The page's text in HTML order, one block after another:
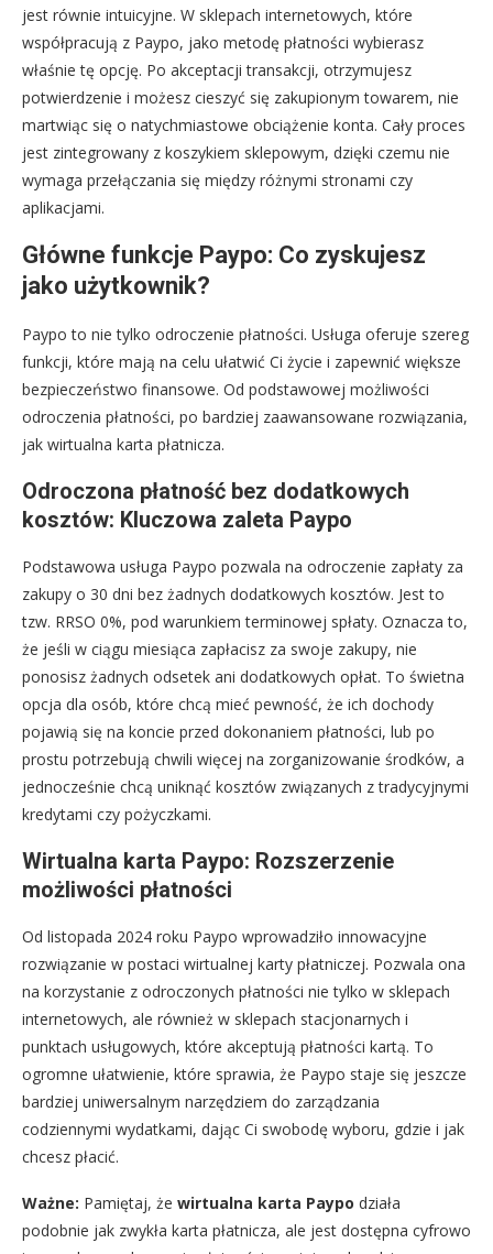
jest równie intuicyjne. W sklepach internetowych, które
współpracują z Paypo, jako metodę płatności wybierasz
właśnie tę opcję. Po akceptacji transakcji, otrzymujesz
potwierdzenie i możesz cieszyć się zakupionym towarem, nie
martwiąc się o natychmiastowe obciążenie konta. Cały proces
jest zintegrowany z koszykiem sklepowym, dzięki czemu nie
wymaga przełączania się między różnymi stronami czy
aplikacjami.
Główne funkcje Paypo: Co zyskujesz
jako użytkownik?
Paypo to nie tylko odroczenie płatności. Usługa oferuje szereg
funkcji, które mają na celu ułatwić Ci życie i zapewnić większe
bezpieczeństwo finansowe. Od podstawowej możliwości
odroczenia płatności, po bardziej zaawansowane rozwiązania,
jak wirtualna karta płatnicza.
Odroczona płatność bez dodatkowych
kosztów: Kluczowa zaleta Paypo
Podstawowa usługa Paypo pozwala na odroczenie zapłaty za
zakupy o 30 dni bez żadnych dodatkowych kosztów. Jest to
tzw. RRSO 0%, pod warunkiem terminowej spłaty. Oznacza to,
że jeśli w ciągu miesiąca zapłacisz za swoje zakupy, nie
ponosisz żadnych odsetek ani dodatkowych opłat. To świetna
opcja dla osób, które chcą mieć pewność, że ich dochody
pojawią się na koncie przed dokonaniem płatności, lub po
prostu potrzebują chwili więcej na zorganizowanie środków, a
jednocześnie chcą uniknąć kosztów związanych z tradycyjnymi
kredytami czy pożyczkami.
Wirtualna karta Paypo: Rozszerzenie
możliwości płatności
Od listopada 2024 roku Paypo wprowadziło innowacyjne
rozwiązanie w postaci wirtualnej karty płatniczej. Pozwala ona
na korzystanie z odroczonych płatności nie tylko w sklepach
internetowych, ale również w sklepach stacjonarnych i
punktach usługowych, które akceptują płatności kartą. To
ogromne ułatwienie, które sprawia, że Paypo staje się jeszcze
bardziej uniwersalnym narzędziem do zarządzania
codziennymi wydatkami, dając Ci swobodę wyboru, gdzie i jak
chcesz płacić.
Ważne: Pamiętaj, że wirtualna karta Paypo działa
podobnie jak zwykła karta płatnicza, ale jest dostępna cyfrowo